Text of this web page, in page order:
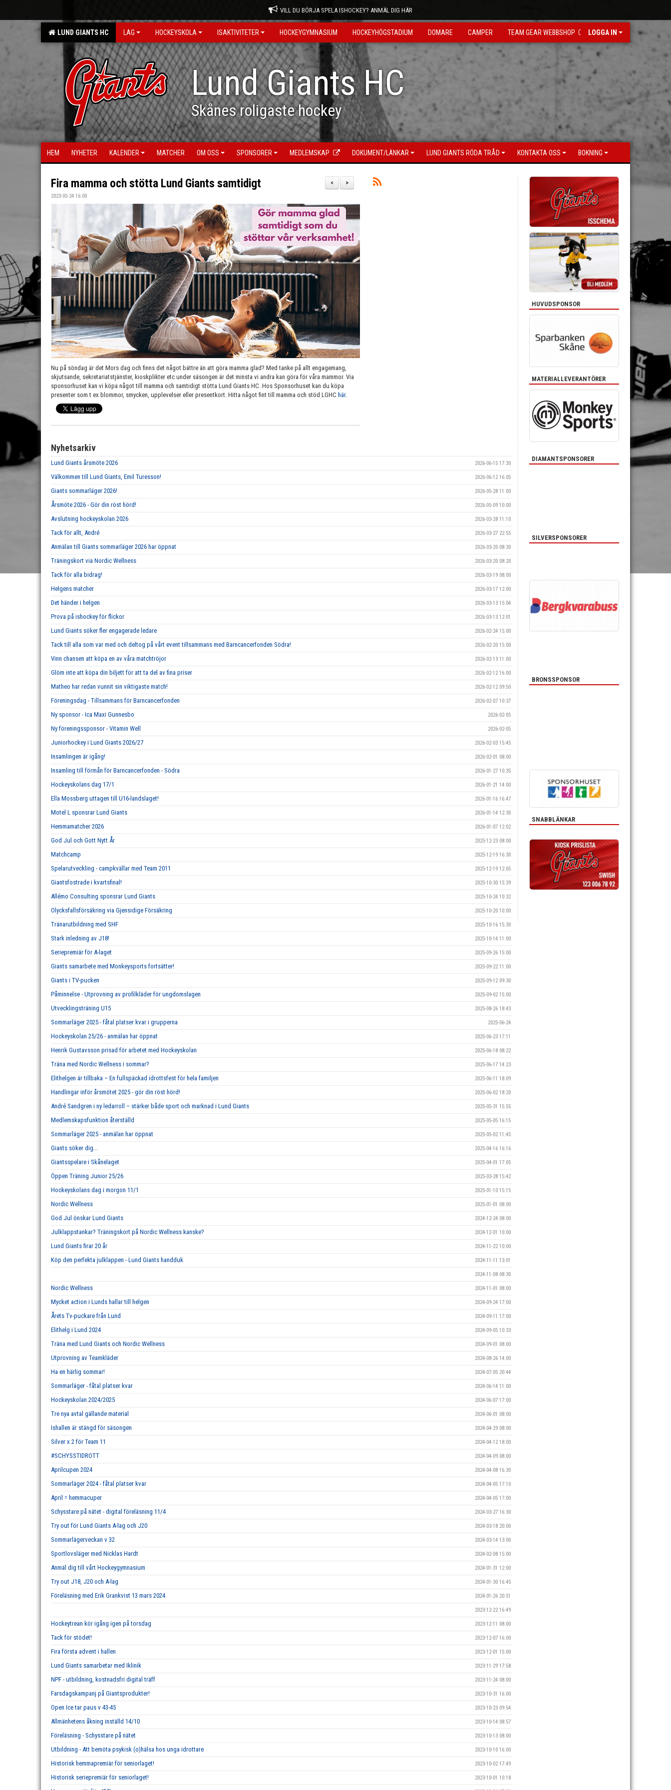
VILL DU BÖRJA SPELA ISHOCKEY? ANMÄL DIG HÄR
LUND GIANTS HC LAG HOCKEYSKOLA ISAKTIVITETER HOCKEYGYMNASIUM HOCKEYHÖGSTADIUM DOMARE CAMPER TEAM GEAR WEBBSHOP LOGGA IN
Lund Giants HC
Skånes roligaste hockey
HEM NYHETER KALENDER MATCHER OM OSS SPONSORER MEDLEMSKAP DOKUMENT/LÄNKAR LUND GIANTS RÖDA TRÅD KONTAKTA OSS BOKNING
>
<
Fira mamma och stötta Lund Giants samtidigt
2023-05-24 16:00
Nu på söndag är det Mors dag och finns det något bättre än att göra mamma glad? Med tanke på allt engagemang,
skjutsande, sekretariatstjänster, kioskplikter etc under säsongen är det minsta vi andra kan göra för våra mammor. Via
sponsorhuset kan vi köpa något till mamma och samtidigt stötta Lund Giants HC. Hos Sponsorhuset kan du köpa
presenter som t ex blommor, smycken, upplevelser eller presentkort. Hitta något fint till mamma och stöd LGHC här.
Nyhetsarkiv
Lund Giants årsmöte 2026 2026-06-15 17:30
Välkommen till Lund Giants, Emil Turesson! 2026-06-12 16:05
Giants sommarläger 2026! 2026-05-28 11:00
Årsmöte 2026 - Gör din röst hörd! 2026-05-09 10:00
Avslutning hockeyskolan 2026 2026-03-28 11:10
Tack för allt, André 2026-03-27 22:55
Anmälan till Giants sommarläger 2026 har öppnat 2026-03-20 08:30
Träningskort via Nordic Wellness 2026-03-20 08:20
Tack för alla bidrag! 2026-03-19 08:00
Helgens matcher 2026-03-17 12:00
Det händer i helgen 2026-03-13 15:04
Prova på ishockey för flickor 2026-03-13 12:01
Lund Giants söker fler engagerade ledare 2026-02-24 15:00
Tack till alla som var med och deltog på vårt event tillsammans med Barncancerfonden Södra! 2026-02-20 15:00
Vinn chansen att köpa en av våra matchtröjor 2026-02-13 11:00
Glöm inte att köpa din biljett för att ta del av fina priser 2026-02-12 16:00
Matheo har redan vunnit sin viktigaste match! 2026-02-12 09:50
Föreningsdag - Tillsammans för Barncancerfonden 2026-02-07 10:37
Ny sponsor - Ica Maxi Gunnesbo 2026-02-05
Ny föreningssponsor - Vitamin Well 2026-02-05
Juniorhockey i Lund Giants 2026/27 2026-02-03 15:45
Insamlingen är igång! 2026-02-01 08:00
Insamling till förmån för Barncancerfonden - Södra 2026-01-27 10:35
Hockeyskolans dag 17/1 2026-01-21 14:00
Ella Mossberg uttagen till U16-landslaget! 2026-01-16 16:47
Motel L sponsrar Lund Giants 2026-01-14 12:30
Hemmamatcher 2026 2026-01-07 12:02
God Jul och Gott Nytt År 2025-12-23 08:00
Matchcamp 2025-12-19 16:30
Spelarutveckling - campkvällar med Team 2011 2025-12-19 12:05
Giantsfostrade i kvartsfinal! 2025-10-30 15:39
Allémo Consulting sponsrar Lund Giants 2025-10-24 10:32
Olycksfallsförsäkring via Gjensidige Försäkring 2025-10-20 10:00
Tränarutbildning med SHF 2025-10-16 15:30
Stark inledning av J18! 2025-10-14 11:00
Seriepremiär för A-laget 2025-09-26 15:00
Giants samarbete med Monkeysports fortsätter! 2025-09-22 11:00
Giants i TV-pucken 2025-09-12 09:30
Påminnelse - Utprovning av profilkläder för ungdomslagen 2025-09-02 15:00
Utvecklingsträning U15 2025-08-26 18:43
Sommarläger 2025 - fåtal platser kvar i grupperna 2025-06-24
Hockeyskolan 25/26 - anmälan har öppnat 2025-06-23 17:11
Henrik Gustavsson prisad för arbetet med Hockeyskolan 2025-06-18 08:22
Träna med Nordic Wellness i sommar? 2025-06-17 14:23
Elithelgen är tillbaka – En fullspäckad idrottsfest för hela familjen 2025-06-11 18:09
Handlingar inför årsmötet 2025 - gör din röst hörd! 2025-06-02 18:20
André Sandgren i ny ledarroll – stärker både sport och marknad i Lund Giants 2025-05-31 15:55
Medlemskapsfunktion återställd 2025-05-05 16:15
Sommarläger 2025 - anmälan har öppnat 2025-05-02 11:45
Giants söker dig... 2025-04-16 16:16
Giantsspelare i Skånelaget 2025-04-01 17:05
Öppen Träning Junior 25/26 2025-03-28 15:42
Hockeyskolans dag i morgon 11/1 2025-01-10 15:15
Nordic Wellness 2025-01-01 08:00
God Jul önskar Lund Giants 2024-12-24 08:00
Julklappstankar? Träningskort på Nordic Wellness kanske? 2024-12-01 10:00
Lund Giants firar 20 år 2024-11-22 10:00
Köp den perfekta julklappen - Lund Giants handduk 2024-11-11 13:01
2024-11-08 08:30
Nordic Wellness 2024-11-01 08:00
Mycket action i Lunds hallar till helgen 2024-09-24 17:00
Årets Tv-puckare från Lund 2024-09-11 17:00
Elithelg i Lund 2024 2024-09-05 10:33
Träna med Lund Giants och Nordic Wellness 2024-09-01 08:00
Utprovning av Teamkläder 2024-08-26 14:00
Ha en härlig sommar! 2024-07-05 20:44
Sommarläger - fåtal platser kvar 2024-06-14 11:00
Hockeyskolan 2024/2025 2024-06-07 17:00
Tre nya avtal gällande material 2024-06-01 08:00
Ishallen är stängd för säsongen 2024-04-29 08:00
Silver x 2 för Team 11 2024-04-12 18:00
#SCHYSSTIDROTT 2024-04-09 08:00
Aprilcupen 2024 2024-04-08 16:30
Sommarläger 2024 - fåtal platser kvar 2024-04-05 17:10
April = hemmacuper 2024-04-05 17:00
Schysstare på nätet - digital föreläsning 11/4 2024-03-27 16:30
Try out för Lund Giants A-lag och J20 2024-03-18 20:00
Sommarlägerveckan v 32 2024-03-14 13:00
Sportlovsläger med Nicklas Hardt 2024-02-08 15:00
Anmäl dig till vårt Hockeygymnasium 2024-01-31 12:00
Try out J18, J20 och A-lag 2024-01-30 16:45
Föreläsning med Erik Grankvist 13 mars 2024 2024-01-26 20:51
2023-12-22 16:49
Hockeytrean kör igång igen på torsdag 2023-12-11 08:00
Tack för stödet! 2023-12-07 16:00
Fira första advent i hallen 2023-12-01 15:00
Lund Giants samarbetar med Iklinik 2023-11-29 17:58
NPF - utbildning, kostnadsfri digital träff 2023-11-24 08:00
Farsdagskampanj på Giantsprodukter! 2023-10-31 16:00
Open Ice tar paus v 43-45 2023-10-23 09:54
Allmänhetens åkning inställd 14/10 2023-10-14 08:57
Föreläsning - Schysstare på nätet 2023-10-13 08:00
Utbildning - Att bemöta psykisk (o)hälsa hos unga idrottare 2023-10-10 16:00
Historisk hemmapremiär för seniorlaget! 2023-10-02 17:49
Historisk seriepremiär för seniorlaget! 2023-10-01 10:18
HUVUDSPONSOR
MATERIALLEVERANTÖRER
DIAMANTSPONSORER
SILVERSPONSORER
BRONSSPONSOR
SNABBLÄNKAR